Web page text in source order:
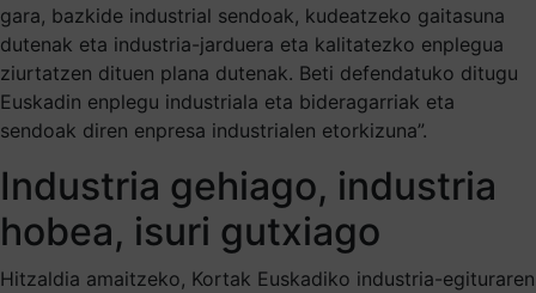
gara, bazkide industrial sendoak, kudeatzeko gaitasuna
dutenak eta industria-jarduera eta kalitatezko enplegua
ziurtatzen dituen plana dutenak. Beti defendatuko ditugu
Euskadin enplegu industriala eta bideragarriak eta
sendoak diren enpresa industrialen etorkizuna”.
Industria gehiago, industria
hobea, isuri gutxiago
Hitzaldia amaitzeko, Kortak Euskadiko industria-egituraren